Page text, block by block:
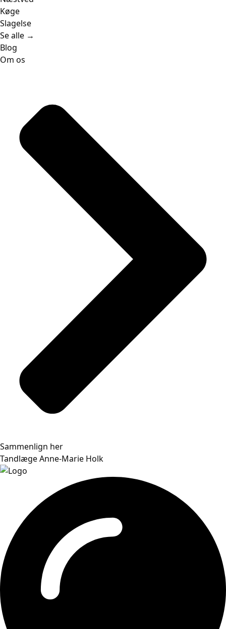
Køge
Slagelse
Se alle →
Blog
Om os
Sammenlign her
Tandlæge Anne-Marie Holk